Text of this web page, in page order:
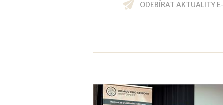
ODEBÍRAT AKTUALITY